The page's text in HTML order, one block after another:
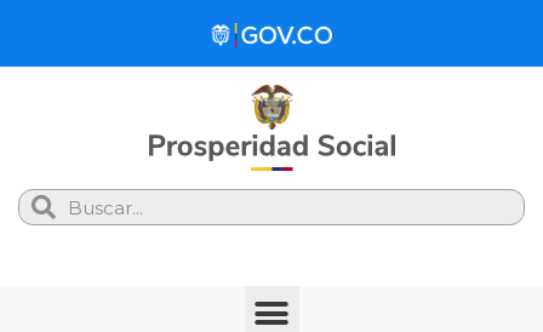
Search